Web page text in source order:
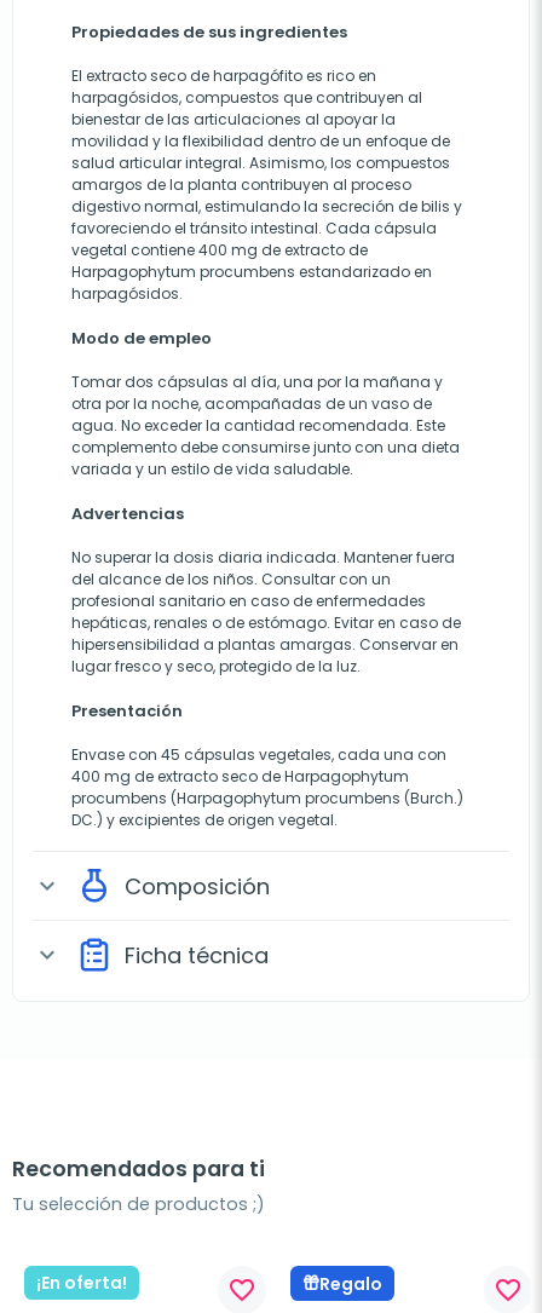
Propiedades de sus ingredientes
El extracto seco de harpagófito es rico en
harpagósidos, compuestos que contribuyen al
bienestar de las articulaciones al apoyar la
movilidad y la flexibilidad dentro de un enfoque de
salud articular integral. Asimismo, los compuestos
amargos de la planta contribuyen al proceso
digestivo normal, estimulando la secreción de bilis y
favoreciendo el tránsito intestinal. Cada cápsula
vegetal contiene 400 mg de extracto de
Harpagophytum procumbens estandarizado en
harpagósidos.
Modo de empleo
Tomar dos cápsulas al día, una por la mañana y
otra por la noche, acompañadas de un vaso de
agua. No exceder la cantidad recomendada. Este
complemento debe consumirse junto con una dieta
variada y un estilo de vida saludable.
Advertencias
No superar la dosis diaria indicada. Mantener fuera
del alcance de los niños. Consultar con un
profesional sanitario en caso de enfermedades
hepáticas, renales o de estómago. Evitar en caso de
hipersensibilidad a plantas amargas. Conservar en
lugar fresco y seco, protegido de la luz.
Presentación
Envase con 45 cápsulas vegetales, cada una con
400 mg de extracto seco de Harpagophytum
procumbens (Harpagophytum procumbens (Burch.)
DC.) y excipientes de origen vegetal.
expand_more Composición
expand_more Ficha técnica
Recomendados para ti
Tu selección de productos ;)
¡En oferta! favorite_border Regalo favorite_border